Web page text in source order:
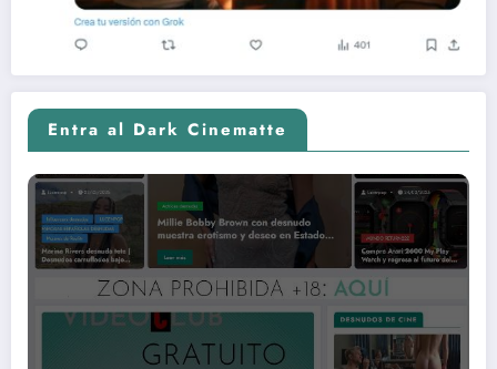
Entra al Dark Cinematte